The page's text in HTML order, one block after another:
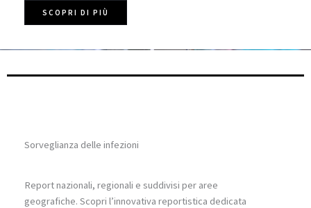
SCOPRI DI PIÙ
Sorveglianza delle infezioni
Report nazionali, regionali e suddivisi per aree
geografiche. Scopri l’innovativa reportistica dedicata